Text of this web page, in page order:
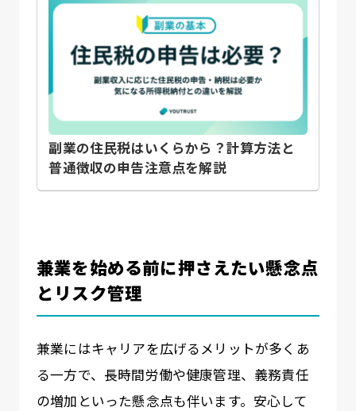
副業の住民税はいくらから？計算方法と
普通徴収の申告注意点を解説
兼業を始める前に押さえたい懸念点
とリスク管理
兼業にはキャリアを広げるメリットが多くあ
る一方で、長時間労働や健康管理、義務責任
の増加といった懸念点も伴います。安心して